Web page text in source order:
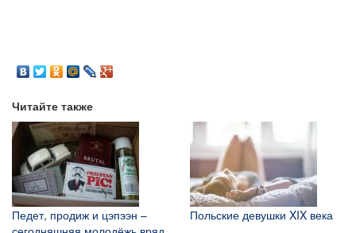
Читайте также
Педет, продиж и цэпээн –
Польские девушки XIX века